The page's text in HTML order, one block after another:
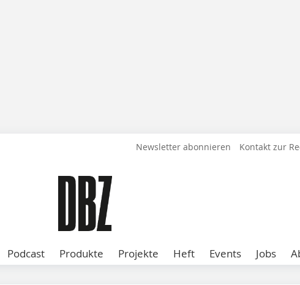
Newsletter abonnieren Kontakt zur
Podcast Produkte Projekte Heft Events Jobs